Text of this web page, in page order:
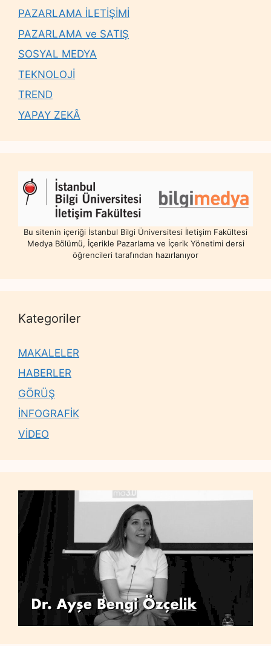
PAZARLAMA İLETİŞİMİ
PAZARLAMA ve SATIŞ
SOSYAL MEDYA
TEKNOLOJİ
TREND
YAPAY ZEKÂ
Bu sitenin içeriği İstanbul Bilgi Üniversitesi İletişim Fakültesi
Medya Bölümü, İçerikle Pazarlama ve İçerik Yönetimi dersi
öğrencileri tarafından hazırlanıyor
Kategoriler
MAKALELER
HABERLER
GÖRÜŞ
İNFOGRAFİK
VİDEO